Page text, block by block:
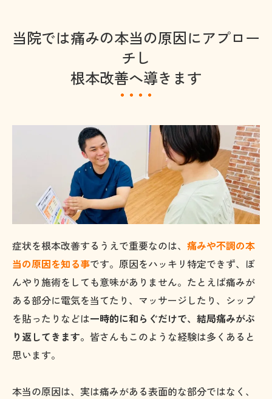
当院では痛みの本当の原因にアプロー
チし
根本改善へ導きます
症状を根本改善するうえで重要なのは、 痛みや不調の本
当の原因を知る事です。原因をハッキリ特定できず、ぼ
んやり施術をしても意味がありません。たとえば痛みが
ある部分に電気を当てたり、マッサージしたり、シップ
を貼ったりなどは一時的に和らぐだけで、結局痛みがぶ
り返してきます。 皆さんもこのような経験は多くあると
思います。
本当の原因は、実は痛みがある表面的な部分ではなく、